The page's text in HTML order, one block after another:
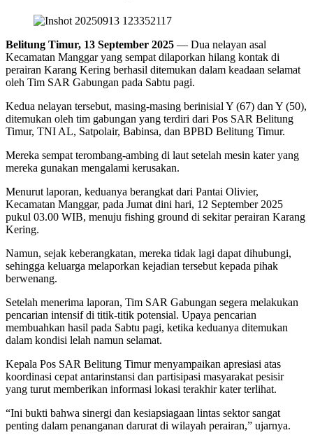
Belitung Timur, 13 September 2025 — Dua nelayan asal
Kecamatan Manggar yang sempat dilaporkan hilang kontak di
perairan Karang Kering berhasil ditemukan dalam keadaan selamat
oleh Tim SAR Gabungan pada Sabtu pagi.
Kedua nelayan tersebut, masing-masing berinisial Y (67) dan Y (50),
ditemukan oleh tim gabungan yang terdiri dari Pos SAR Belitung
Timur, TNI AL, Satpolair, Babinsa, dan BPBD Belitung Timur.
Mereka sempat terombang-ambing di laut setelah mesin kater yang
mereka gunakan mengalami kerusakan.
Menurut laporan, keduanya berangkat dari Pantai Olivier,
Kecamatan Manggar, pada Jumat dini hari, 12 September 2025
pukul 03.00 WIB, menuju fishing ground di sekitar perairan Karang
Kering.
Namun, sejak keberangkatan, mereka tidak lagi dapat dihubungi,
sehingga keluarga melaporkan kejadian tersebut kepada pihak
berwenang.
Setelah menerima laporan, Tim SAR Gabungan segera melakukan
pencarian intensif di titik-titik potensial. Upaya pencarian
membuahkan hasil pada Sabtu pagi, ketika keduanya ditemukan
dalam kondisi lelah namun selamat.
Kepala Pos SAR Belitung Timur menyampaikan apresiasi atas
koordinasi cepat antarinstansi dan partisipasi masyarakat pesisir
yang turut memberikan informasi lokasi terakhir kater terlihat.
“Ini bukti bahwa sinergi dan kesiapsiagaan lintas sektor sangat
penting dalam penanganan darurat di wilayah perairan,” ujarnya.